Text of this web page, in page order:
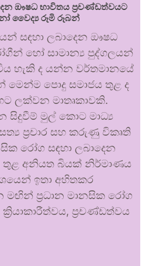
ඖෂධ භාවිතය ප්‍රචණ්ඩත්වයට
වෛද්‍ය රූමි රූබන්
සඳහා ලබාදෙන ඖෂධ
හෝ සාමාන්‍ය පුද්ගලයන්
හැකි ද යන්න වර්තමානයේ
පොදු සමාජය තුළ ද
ලක්වන මාතෘකාවකි.
සිදුවීම් මුල් කොට මාධ්‍ය
ප්‍රචාර සහ කරුණු විකෘති
රෝග සඳහා ලබාදෙන
තුළ අනියත බියක් නිර්මාණය
ඉතා අහිතකර
ප්‍රධාන මානසික රෝග
ප්‍රචණ්ඩත්වය